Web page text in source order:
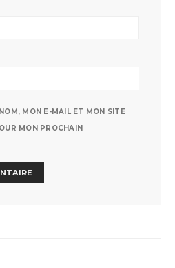
MON E-MAIL ET MON SITE
MON PROCHAIN